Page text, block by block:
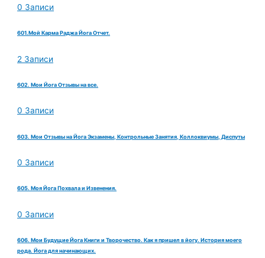
0 Записи
601.Мой Карма Раджа Йога Отчет.
2 Записи
602. Мои Йога Отзывы на все.
0 Записи
603. Мои Отзывы на Йога Экзамены, Контрольные Занятия, Коллоквиумы, Диспуты
0 Записи
605. Моя Йога Похвала и Извенения.
0 Записи
606. Мои Будущие Йога Книги и Творочество. Как я пришел в йогу. История моего
рода. Йога для начинающих.